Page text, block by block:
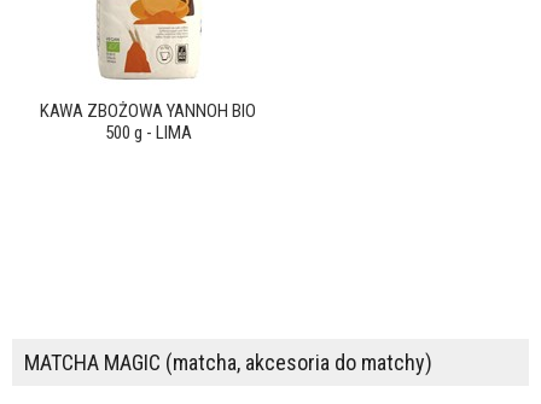
KAWA ZBOŻOWA YANNOH BIO
500 g - LIMA
MATCHA MAGIC (matcha, akcesoria do matchy)